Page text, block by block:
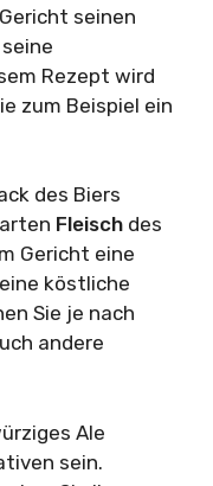
seinen
Rezept wird
zum Beispiel ein
des Biers
Fleisch des
Gericht eine
köstliche
Sie je nach
andere
Ale
sein.